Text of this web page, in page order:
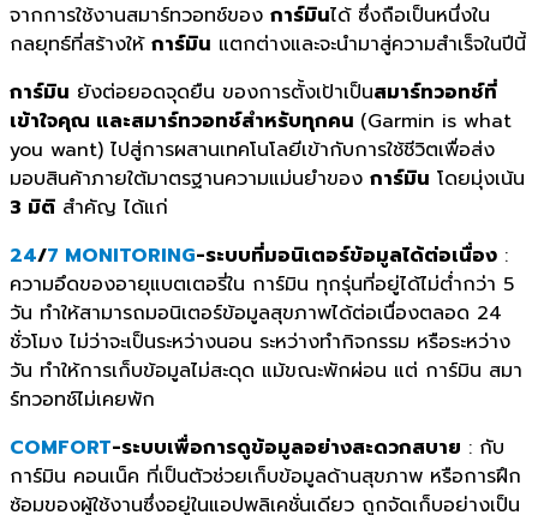
จากการใช้งานสมาร์ทวอทช์ของ การ์มินได้ ซึ่งถือเป็นหนึ่งใน
กลยุทธ์ที่สร้างให้ การ์มิน แตกต่างและจะนำมาสู่ความสำเร็จในปีนี้
การ์มิน ยังต่อยอดจุดยืน ของการตั้งเป้าเป็นสมาร์ทวอทช์ที่
เข้าใจคุณ และสมาร์ทวอทช์สำหรับทุกคน (Garmin is what
you want) ไปสู่การผสานเทคโนโลยีเข้ากับการใช้ชีวิตเพื่อส่ง
มอบสินค้าภายใต้มาตรฐานความแม่นยำของ การ์มิน โดยมุ่งเน้น
3 มิติ สำคัญ ได้แก่
24/7 MONITORING-ระบบที่มอนิเตอร์ข้อมูลได้ต่อเนื่อง :
ความอึดของอายุแบตเตอรี่ใน การ์มิน ทุกรุ่นที่อยู่ได้ไม่ต่ำกว่า 5
วัน ทำให้สามารถมอนิเตอร์ข้อมูลสุขภาพได้ต่อเนื่องตลอด 24
ชั่วโมง ไม่ว่าจะเป็นระหว่างนอน ระหว่างทำกิจกรรม หรือระหว่าง
วัน ทำให้การเก็บข้อมูลไม่สะดุด แม้ขณะพักผ่อน แต่ การ์มิน สมา
ร์ทวอทช์ไม่เคยพัก
COMFORT-ระบบเพื่อการดูข้อมูลอย่างสะดวกสบาย : กับ
การ์มิน คอนเน็ค ที่เป็นตัวช่วยเก็บข้อมูลด้านสุขภาพ หรือการฝึก
ซ้อมของผู้ใช้งานซึ่งอยู่ในแอปพลิเคชั่นเดียว ถูกจัดเก็บอย่างเป็น